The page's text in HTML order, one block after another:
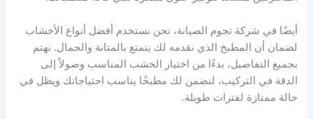
أيضًا في شركة نجوم الصيانة، نحن نستخدم أفضل أنواع الأخشاب
لضمان أن المطبخ الذي نقدمه لك يتمتع بالمتانة والجمال. نهتم
بجميع التفاصيل، بدءًا من اختيار الخشب المناسب وصولاً إلى
الدقة في التركيب، لنضمن لك مطبخًا يناسب احتياجاتك ويظل في
حالة ممتازة لفترات طويلة.